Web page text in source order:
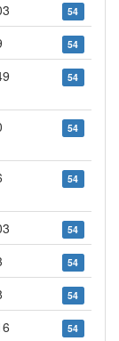
54
54
54
54
54
54
54
54
54